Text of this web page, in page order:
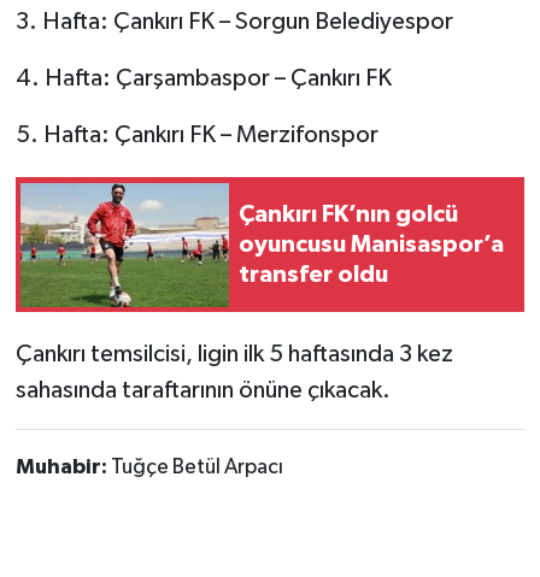
3. Hafta: Çankırı FK – Sorgun Belediyespor
4. Hafta: Çarşambaspor – Çankırı FK
5. Hafta: Çankırı FK – Merzifonspor
Çankırı FK’nın golcü
oyuncusu Manisaspor’a
transfer oldu
Çankırı temsilcisi, ligin ilk 5 haftasında 3 kez
sahasında taraftarının önüne çıkacak.
Muhabir: Tuğçe Betül Arpacı